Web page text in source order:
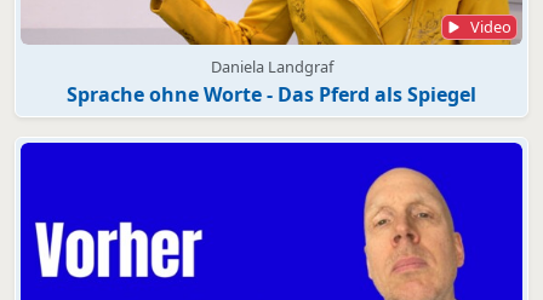
Video
Daniela Landgraf
Sprache ohne Worte - Das Pferd als Spiegel